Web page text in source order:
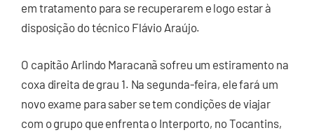
em tratamento para se recuperarem e logo estar à
disposição do técnico Flávio Araújo.
O capitão Arlindo Maracanã sofreu um estiramento na
coxa direita de grau 1. Na segunda-feira, ele fará um
novo exame para saber se tem condições de viajar
com o grupo que enfrenta o Interporto, no Tocantins,